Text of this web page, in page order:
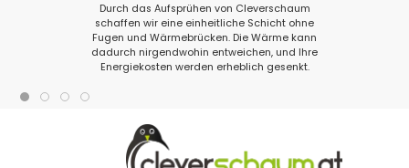
Durch das Aufsprühen von Cleverschaum
schaffen wir eine einheitliche Schicht ohne
Fugen und Wärmebrücken. Die Wärme kann
dadurch nirgendwohin entweichen, und Ihre
Energiekosten werden erheblich gesenkt.